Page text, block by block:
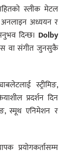
स्लीक मेटल
अनलाइन अध्ययन र
दिन्छ। Dolby
वा संगीत जुनसुकै
स्ट्रीमिङ,
प्रदर्शन दिन
स्मूथ एनिमेशन र
प्रयोगकर्तासम्म